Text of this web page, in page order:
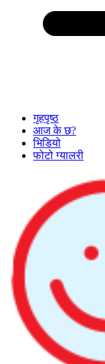
गृहपृष्ठ
आज के छ?
भिडियो
फोटो ग्यालरी